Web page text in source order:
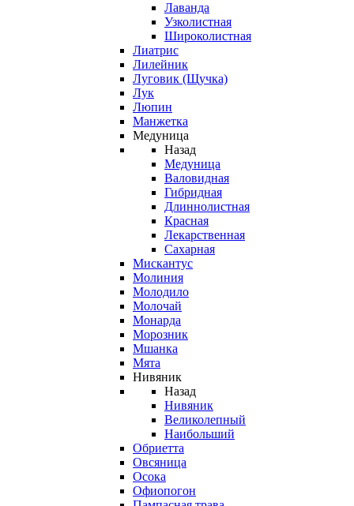
Лаванда
Узколистная
Широколистная
Лиатрис
Лилейник
Луговик (Щучка)
Лук
Люпин
Манжетка
Медуница
Назад
Медуница
Валовидная
Гибридная
Длиннолистная
Красная
Лекарственная
Сахарная
Мискантус
Молиния
Молодило
Молочай
Монарда
Морозник
Мшанка
Мята
Нивяник
Назад
Нивяник
Великолепный
Наибольший
Обриетта
Овсяница
Осока
Офиопогон